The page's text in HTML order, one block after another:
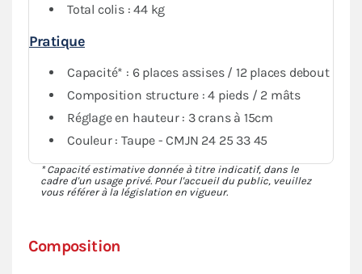
Composition
Total colis : 44 kg
Pratique
Capacité* : 6 places assises / 12 places debout
Composition structure : 4 pieds / 2 mâts
Réglage en hauteur : 3 crans à 15cm
Couleur : Taupe - CMJN 24 25 33 45
* Capacité estimative donnée à titre indicatif, dans le
cadre d'un usage privé. Pour l'accueil du public, veuillez
vous référer à la législation en vigueur.